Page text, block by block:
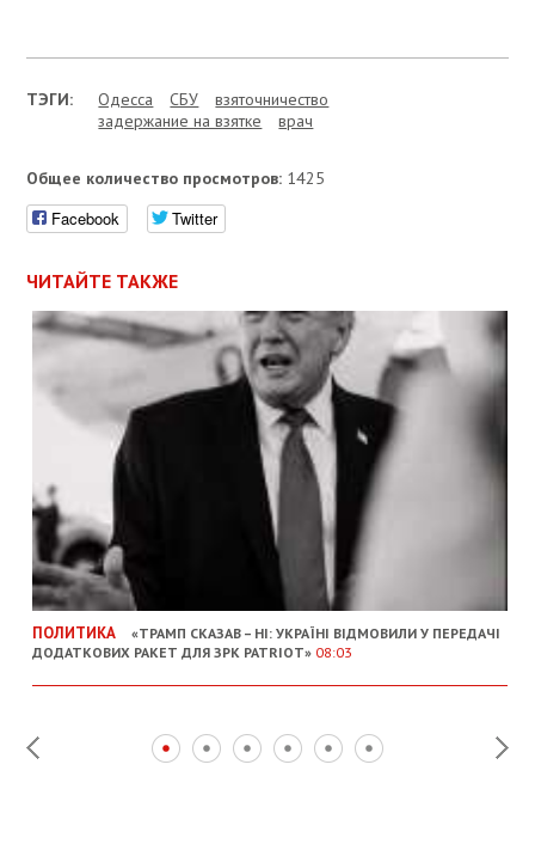
ТЭГИ: Одесса СБУ
взяточничество
задержание на взятке
врач
Общее количество просмотров: 1425
Facebook Twitter
ЧИТАЙТЕ ТАКЖЕ
ПОЛИТИКА
«ТРАМП СКАЗАВ – НІ: УКРАЇНІ ВІДМОВИЛИ У ПЕРЕДАЧІ
ДОДАТКОВИХ РАКЕТ ДЛЯ ЗРК PATRIOT» 08:03